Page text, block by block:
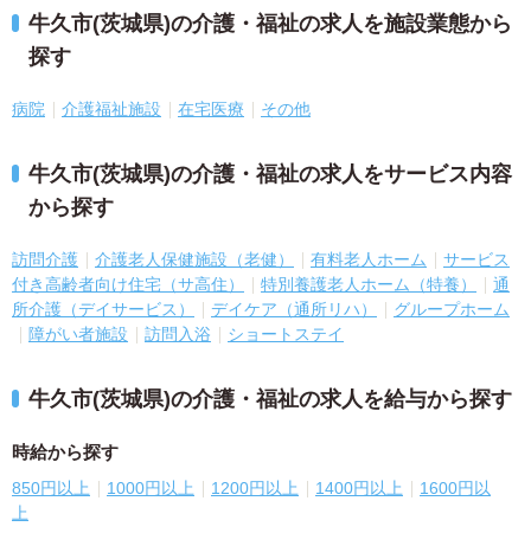
牛久市(茨城県)の介護・福祉の求人を施設業態から
探す
病院 介護福祉施設 在宅医療 その他
牛久市(茨城県)の介護・福祉の求人をサービス内容
から探す
訪問介護 介護老人保健施設（老健） 有料老人ホーム
サービス
付き高齢者向け住宅（サ高住）
特別養護老人ホーム（特養）
通
所介護（デイサービス）
デイケア（通所リハ）
グループホーム
障がい者施設
訪問入浴 ショートステイ
牛久市(茨城県)の介護・福祉の求人を給与から探す
時給から探す
850円以上 1000円以上 1200円以上 1400円以上
1600円以
上